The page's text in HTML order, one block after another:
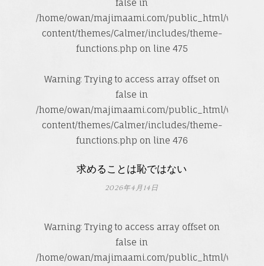
false in
/home/owan/majimaami.com/public_html/wp-
content/themes/Calmer/includes/theme-
functions.php on line 475
Warning: Trying to access array offset on
false in
/home/owan/majimaami.com/public_html/wp-
content/themes/Calmer/includes/theme-
functions.php on line 476
求めることは恥ではない
2026年4月14日
Warning: Trying to access array offset on
false in
/home/owan/majimaami.com/public_html/wp-